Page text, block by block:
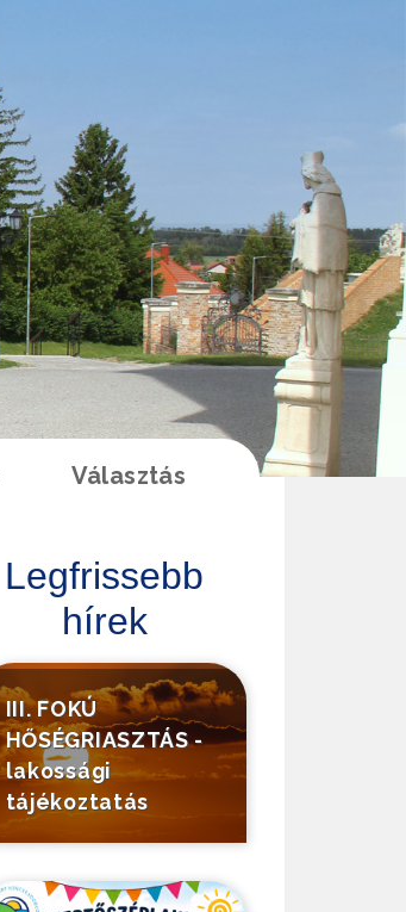
Választás
Legfrissebb
hírek
III. FOKÚ
HŐSÉGRIASZTÁS -
lakossági
tájékoztatás